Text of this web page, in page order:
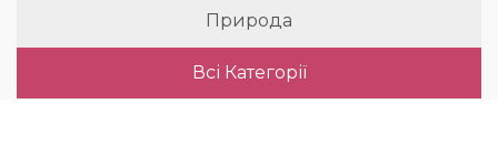
Природа
Всі Категорії